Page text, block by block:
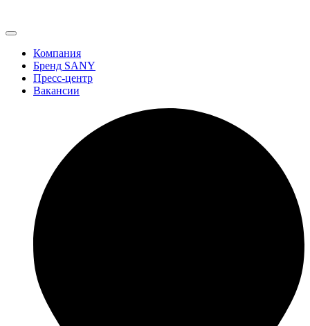
Компания
Бренд SANY
Пресс-центр
Вакансии